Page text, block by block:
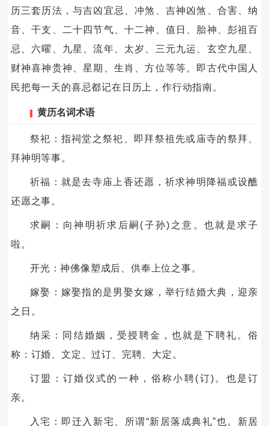
历三套历法，与吉凶宜忌、冲煞、吉神凶煞、合害、纳
音、干支、二十四节气、十二神、值日、胎神、彭祖百
忌、六曜、九星、流年、太岁、三元九运、玄空九星、
财神喜神贵神、星期、生肖、方位等等。即古代中国人
民把每一天的喜忌都记在日历上，作行动指南。
黄历名词术语
祭祀：指祠堂之祭祀、即拜祭祖先或庙寺的祭拜、
拜神明等事。
祈福：就是去寺庙上香还愿，祈求神明降福或设醮
还愿之事。
求嗣：向神明祈求后嗣(子孙)之意。也就是求子
啦。
开光：神佛像塑成后、供奉上位之事。
嫁娶：嫁娶指的是男娶女嫁，举行结婚大典，迎亲
之日。
纳采：同结婚姻，受授聘金，也就是下聘礼。俗
称：订婚、文定、过订、完聘、大定。
订盟：订婚仪式的一种，俗称小聘(订)。也是订
亲。
入宅：即迁入新宅、所谓“新居落成典礼”也。新居